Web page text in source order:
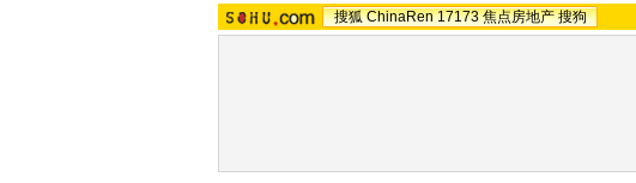
搜狐 ChinaRen 17173 焦点房地产 搜狗